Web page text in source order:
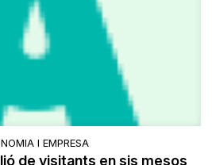
I EMPRESA
de visitants en sis mesos